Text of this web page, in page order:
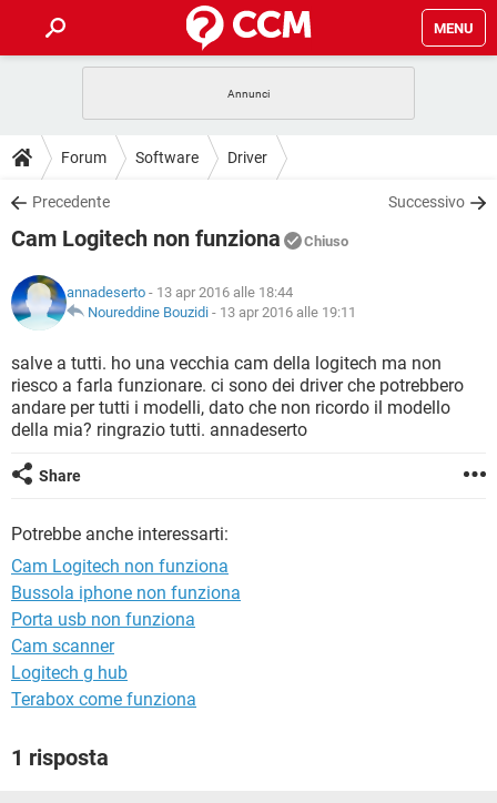
MENU
INTRATTENIMENTO ANDROID
iOS
INSTAGRAM WHATSAPP
TIKTOK
HARDWARE
GUIDE
COVID-19 GAMING
INSTAGRAM WHATSAPP
TIKTOK
HARDWARE
DOWNLOAD
COVID-19 GAMING
INTRATTENIMENTO
iOS WINDOWS 10
INSTAGRAM WHATSAPP
TIKTOK FACEBOOK
HARDWARE
COVID-19 GAMING
INTRATTENIMENTO
iOS WINDOWS 10
INSTAGRAM WHATSAPP
HARDWARE
GLOSSARIO
COVID-19 GAMING
INTRATTENIMENTO ANDROID
iOS WINDOWS 10
INSTAGRAM
HARDWARE
Forum Software Driver
Precedente Successivo
Cam Logitech non funziona Chiuso
annadeserto - 13 apr 2016 alle 18:44
Noureddine Bouzidi - 13 apr 2016 alle 19:11
salve a tutti. ho una vecchia cam della logitech ma non
riesco a farla funzionare. ci sono dei driver che potrebbero
andare per tutti i modelli, dato che non ricordo il modello
della mia? ringrazio tutti. annadeserto
Share
Potrebbe anche interessarti:
Cam Logitech non funziona
Bussola iphone non funziona
Porta usb non funziona
Cam scanner
Logitech g hub
Terabox come funziona
1 risposta